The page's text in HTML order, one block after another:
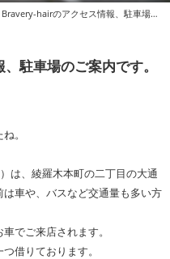
Bravery-hairのアクセス情報、駐車場のご案内です。
駐車場のご案内です。
。
は、綾羅木本町の二丁目の大通
車や、バスなど交通量も多い方
でご来店されます。
借りております。